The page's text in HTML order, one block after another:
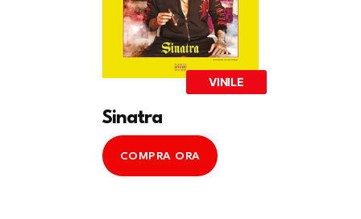
VINILE
Sinatra
COMPRA ORA